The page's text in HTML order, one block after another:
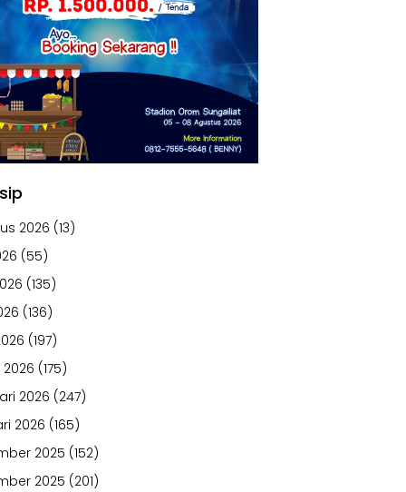
2026 (13)
(55)
(135)
(136)
(197)
(175)
2026 (247)
2026 (165)
2025 (152)
2025 (201)